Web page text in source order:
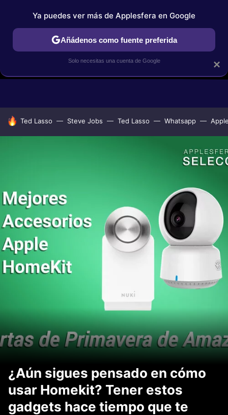
GUÍAS DE COMPRA COMPARATIVAS APPLE VS OTROS
HOY SE HABLA DE
Ted Lasso Steve Jobs Ted Lasso Whatsapp
¿Aún sigues pensado en cómo
usar Homekit? Tener estos
gadgets hace tiempo que te
×
Ya puedes ver más de Applesfera en Google
Añádenos como fuente preferida
Solo necesitas una cuenta de Google